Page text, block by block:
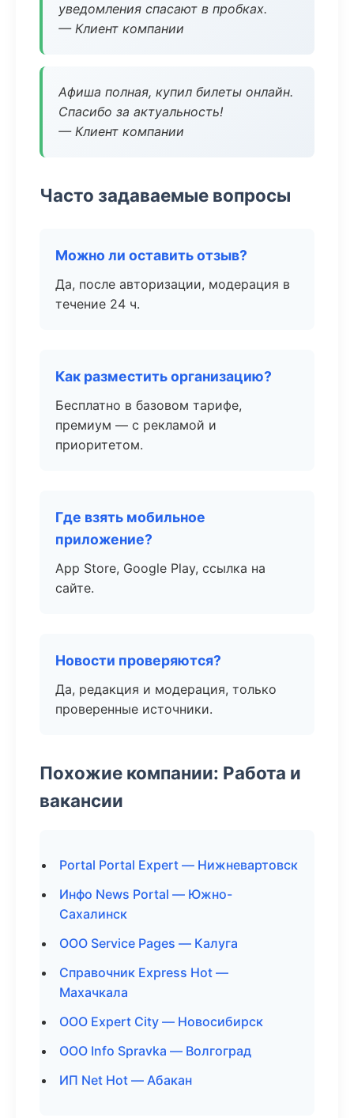
уведомления спасают в пробках.
— Клиент компании
Афиша полная, купил билеты онлайн.
Спасибо за актуальность!
— Клиент компании
Часто задаваемые вопросы
Можно ли оставить отзыв?
Да, после авторизации, модерация в
течение 24 ч.
Как разместить организацию?
Бесплатно в базовом тарифе,
премиум — с рекламой и
приоритетом.
Где взять мобильное
приложение?
App Store, Google Play, ссылка на
сайте.
Новости проверяются?
Да, редакция и модерация, только
проверенные источники.
Похожие компании: Работа и
вакансии
Portal Portal Expert — Нижневартовск
Инфо News Portal — Южно-
Сахалинск
ООО Service Pages — Калуга
Справочник Express Hot —
Махачкала
ООО Expert City — Новосибирск
ООО Info Spravka — Волгоград
ИП Net Hot — Абакан